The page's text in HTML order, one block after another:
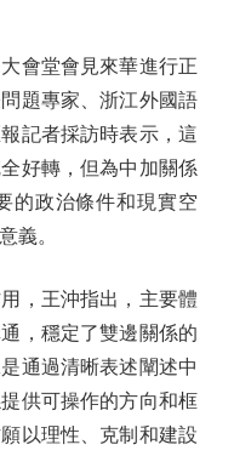
會堂會見來華進行正
題專家、浙江外國語
記者採訪時表示，這
好轉，但為中加關係
的政治條件和現實空
義。
，王沖指出，主要體
，穩定了雙邊關係的
通過清晰表述闡述中
供可操作的方向和框
以理性、克制和建設